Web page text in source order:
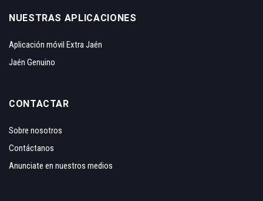
NUESTRAS APLICACIONES
Aplicación móvil Extra Jaén
Jaén Genuino
CONTACTAR
Sobre nosotros
Contáctanos
Anunciate en nuestros medios